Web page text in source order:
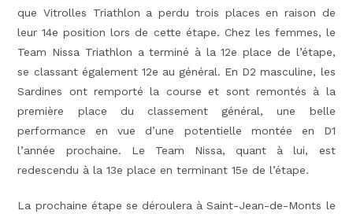
que Vitrolles Triathlon a perdu trois places en raison de
leur 14e position lors de cette étape. Chez les femmes, le
Team Nissa Triathlon a terminé à la 12e place de l’étape,
se classant également 12e au général. En D2 masculine, les
Sardines ont remporté la course et sont remontés à la
première place du classement général, une belle
performance en vue d’une potentielle montée en D1
l’année prochaine. Le Team Nissa, quant à lui, est
redescendu à la 13e place en terminant 15e de l’étape.
La prochaine étape se déroulera à Saint-Jean-de-Monts le